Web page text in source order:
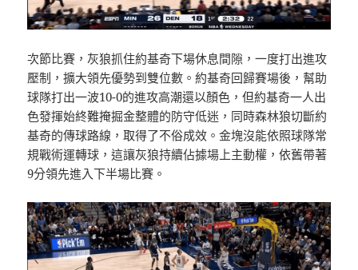
次節比賽，灰狼抓住約基奇下場休息間隙，一度打出進攻
壓制，擴大領先優勢到雙位數。約基奇回歸賽場後，幫助
球隊打出一波10-0的進攻高潮還以顏色，但約基奇一人出
色發揮始終難掩掘金整體的防守低迷，同時森林狼切斷約
基奇的傳球路線，取得了不俗成效。金塊沒能依照球隊常
規戰術運轉球，這讓灰狼持續佔據場上主動權，依舊帶著
9分領先進入下半場比賽。